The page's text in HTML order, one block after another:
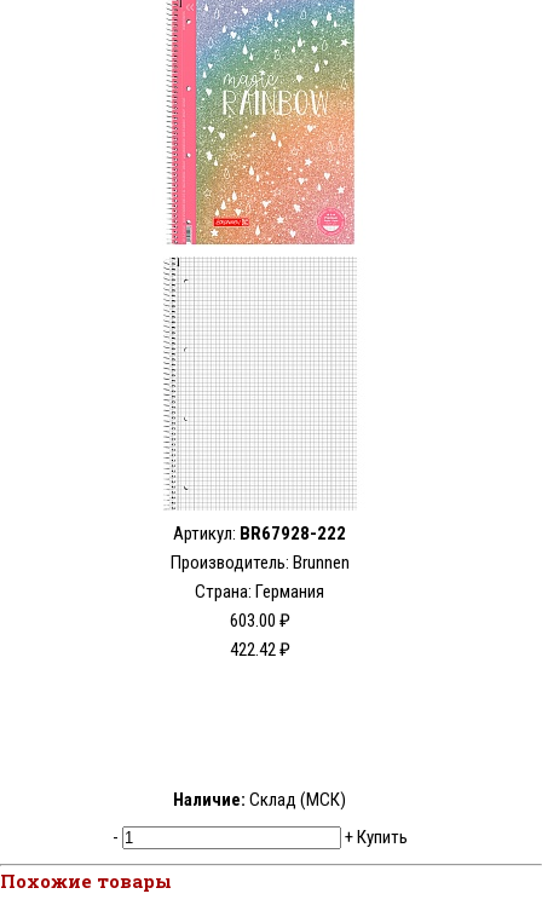
Артикул: BR67928-222
Производитель: Brunnen
Страна: Германия
603.00 ₽
422.42 ₽
Наличие: Склад (МСК)
-
+Купить
Похожие товары